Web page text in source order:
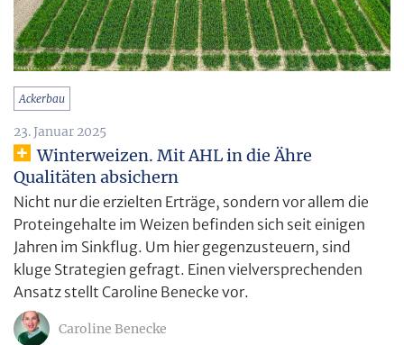
Ackerbau
23. Januar 2025
Winterweizen. Mit AHL in die Ähre
Qualitäten absichern
Nicht nur die erzielten Erträge, sondern vor allem die
Proteingehalte im Weizen befinden sich seit einigen
Jahren im Sinkflug. Um hier gegenzusteuern, sind
kluge Strategien gefragt. Einen vielversprechenden
Ansatz stellt Caroline Benecke vor.
Caroline Benecke